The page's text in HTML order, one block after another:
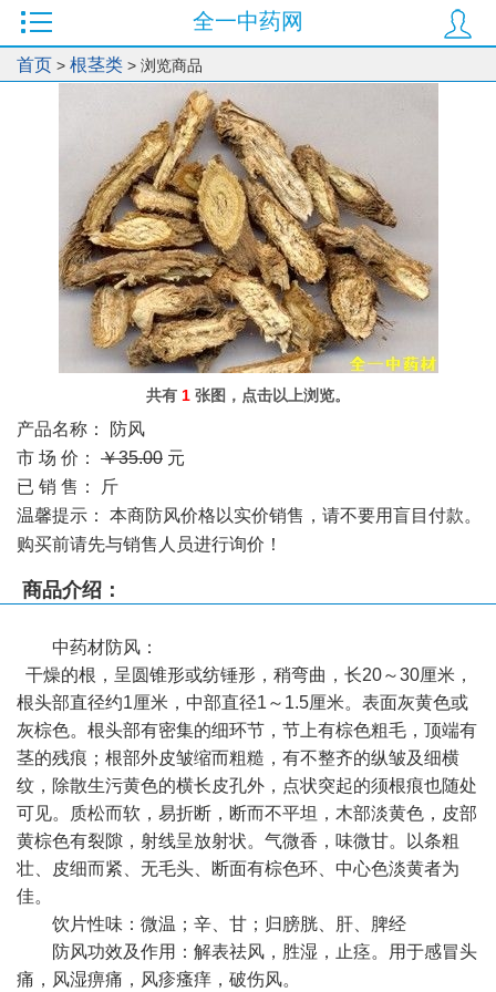
全一中药网
首页 > 根茎类 > 浏览商品
共有 1 张图，点击以上浏览。
产品名称：
防风
市 场 价： ￥35.00 元
已 销 售：
斤
温馨提示： 本商防风价格以实价销售，请不要用盲目付款。
购买前请先与销售人员进行询价！
商品介绍：
中药材防风 ：
干燥的根，呈圆锥形或纺锤形，稍弯曲，长20～30厘米，
根头部直径约1厘米，中部直径1～1.5厘米。表面灰黄色或
灰棕色。根头部有密集的细环节，节上有棕色粗毛，顶端有
茎的残痕；根部外皮皱缩而粗糙，有不整齐的纵皱及细横
纹，除散生污黄色的横长皮孔外，点状突起的须根痕也随处
可见。质松而软，易折断，断而不平坦，木部淡黄色，皮部
黄棕色有裂隙，射线呈放射状。气微香，味微甘。以条粗
壮、皮细而紧、无毛头、断面有棕色环、中心色淡黄者为
佳。
饮片性味：微温；辛、甘；归膀胱、肝、脾经
防风功效及作用：解表祛风，胜湿，止痉。用于感冒头
痛，风湿痹痛，风疹瘙痒，破伤风。